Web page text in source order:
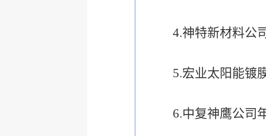
4.神特新材料公
5.宏业太阳能镀
6.中复神鹰公司